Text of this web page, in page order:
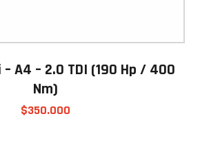
– A4 – 2.0 TDI (190 Hp / 400
Nm)
$350.000